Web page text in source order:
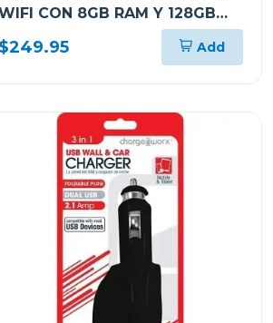
CON 8GB RAM Y 128GB
ALMACENAMIENTO GRIS LUNAR
CON FOLIO TECLADO Y PEN
$249.95 Add